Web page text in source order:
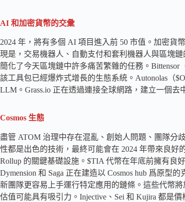
AI 和加密貨幣的交彙
2024 年，將有多個 AI 項目進入前 50 市值。加密貨
現是，交易機器人、自動支付和套利機器人與區塊
簡化了今天區塊鏈中許多痛苦繁雜的任務。
該工具包已經爆炸式增長的生態系統。Autonolas（
LLM。Grass.io 正在透過連接全球網路，建立一個去
Cosmos 生態
盡管 ATOM 治理中存在混亂、創始人問題、團隊分
性都是出色的技術，最終可能會在 2024 年帶來良好
Rollup 的關鍵基礎設施。$TIA 代幣在年底前擁有良
Dymension 和 Saga 正在建造以 Cosmos hub 爲原型
新團隊更容易上手運行特定應用的鏈條。這些代幣
估值可能具有吸引力。Injective、Sei 和 Kujira 都是